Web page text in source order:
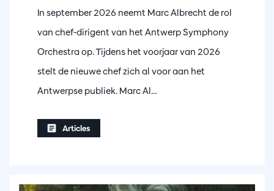
In september 2026 neemt Marc Albrecht de rol
van chef-dirigent van het Antwerp Symphony
Orchestra op. Tijdens het voorjaar van 2026
stelt de nieuwe chef zich al voor aan het
Antwerpse publiek. Marc Al…
Articles